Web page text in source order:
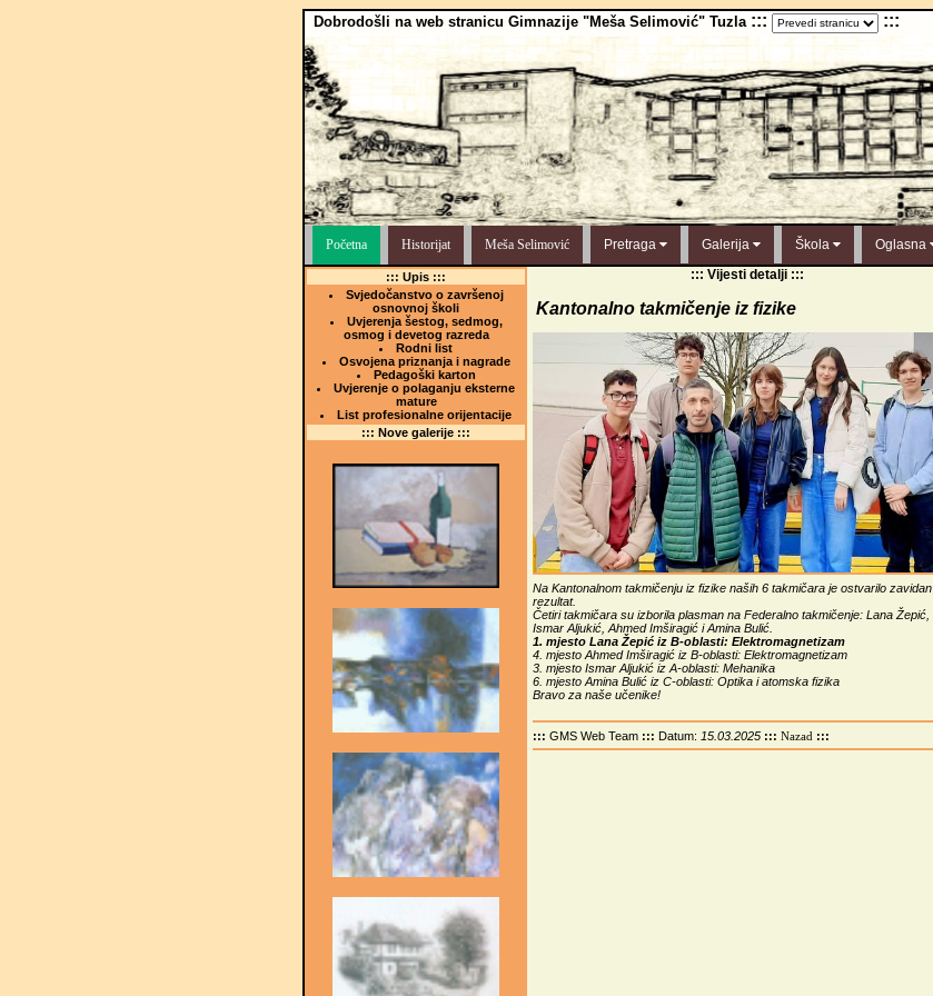
Dobrodošli na web stranicu Gimnazije "Meša Selimović" Tuzla ::: :::
Početna Historijat Meša Selimović Pretraga Galerija Škola Oglasna
::: Upis :::
Svjedočanstvo o završenoj
osnovnoj školi
Uvjerenja šestog, sedmog,
osmog i devetog razreda
Rodni list
Osvojena priznanja i nagrade
Pedagoški karton
Uvjerenje o polaganju eksterne
mature
List profesionalne orijentacije
::: Nove galerije :::
::: Vijesti detalji :::
Kantonalno takmičenje iz fizike
Na Kantonalnom takmičenju iz fizike naših 6 takmičara je ostvarilo zavidan
rezultat.
Četiri takmičara su izborila plasman na Federalno takmičenje: Lana Žepić,
Ismar Aljukić, Ahmed Imširagić i Amina Bulić.
1. mjesto Lana Žepić iz B-oblasti: Elektromagnetizam
4. mjesto Ahmed Imširagić iz B-oblasti: Elektromagnetizam
3. mjesto Ismar Aljukić iz A-oblasti: Mehanika
6. mjesto Amina Bulić iz C-oblasti: Optika i atomska fizika
Bravo za naše učenike!
::: GMS Web Team::: Datum: 15.03.2025::: Nazad :::